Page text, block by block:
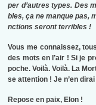
per d’autres types. Des
bles, ça ne manque pas,
nctions seront terribles !
Vous me connaissez,
des mots en l’air ! Si je
poche. Voilà. Voilà. La
se attention ! Je n’en
Repose en paix, Elon !